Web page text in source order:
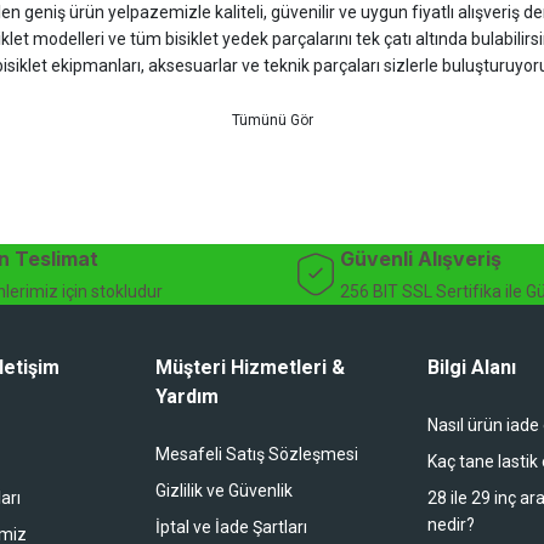
duruyor koltuk zaten full konfor
alışveriş yapacağım
geniş ürün yelpazemizle kaliteli, güvenilir ve uygun fiyatlı alışveriş
modelleri ve tüm bisiklet yedek parçalarını tek çatı altında
ekipmanları, aksesuarlar ve teknik parçaları sizlerle
destek ve müşteri memnuniyeti odaklı hizmet anlayışımız
Teslimat
için stokludur
Güvenli Alışveriş
256 BIT SSL Sertifika ile
Müşteri Hizmetleri &
Yardım
Mesafeli Satış Sözleşmesi
Gizlilik ve Güvenlik
İptal ve İade Şartları
Bilgi Alanı
Nasıl ürün
Kaç tane lastik
28 ile 29 inç
nedir?